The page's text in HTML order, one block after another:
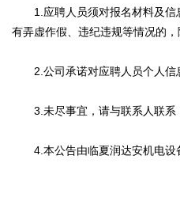
1.应聘人员须对报名材料及信
有弄虚作假、违纪违规等情况的，
2.公司承诺对应聘人员个人信
3.未尽事宜，请与联系人联系
4.本公告由临夏润达安机电设